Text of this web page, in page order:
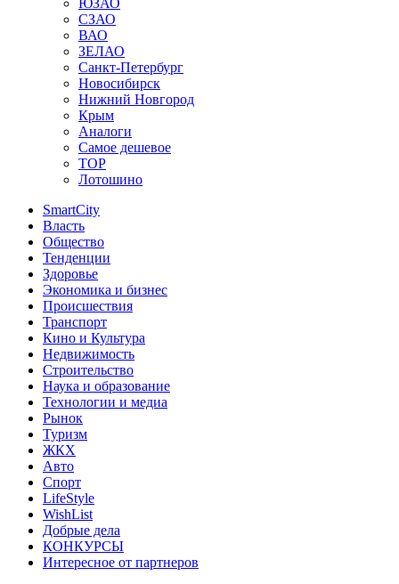
ЮЗАО
СЗАО
ВАО
ЗЕЛАО
Санкт-Петербург
Новосибирск
Нижний Новгород
Крым
Аналоги
Самое дешевое
TOP
Лотошино
SmartCity
Власть
Общество
Тенденции
Здоровье
Экономика и бизнес
Происшествия
Транспорт
Кино и Культура
Недвижимость
Строительство
Наука и образование
Технологии и медиа
Рынок
Туризм
ЖКХ
Авто
Спорт
LifeStyle
WishList
Добрые дела
КОНКУРСЫ
Интересное от партнеров